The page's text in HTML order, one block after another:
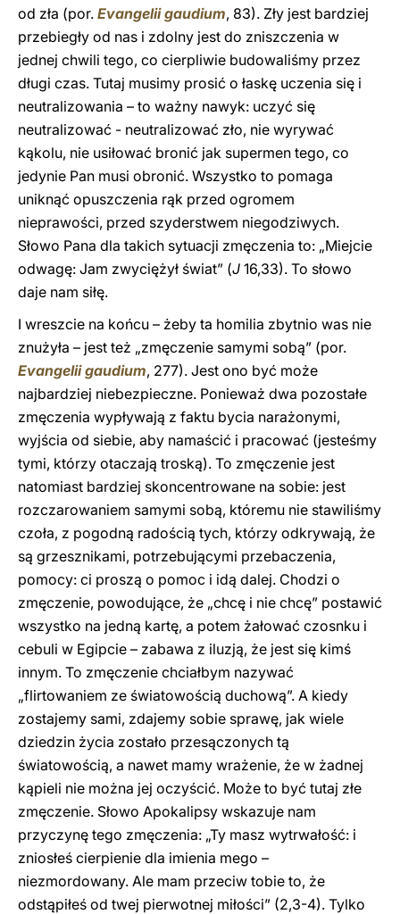
od zła (por. Evangelii gaudium, 83). Zły jest bardziej
przebiegły od nas i zdolny jest do zniszczenia w
jednej chwili tego, co cierpliwie budowaliśmy przez
długi czas. Tutaj musimy prosić o łaskę uczenia się i
neutralizowania – to ważny nawyk: uczyć się
neutralizować - neutralizować zło, nie wyrywać
kąkolu, nie usiłować bronić jak supermen tego, co
jedynie Pan musi obronić. Wszystko to pomaga
uniknąć opuszczenia rąk przed ogromem
nieprawości, przed szyderstwem niegodziwych.
Słowo Pana dla takich sytuacji zmęczenia to: „Miejcie
odwagę: Jam zwyciężył świat” (J 16,33). To słowo
daje nam siłę.
I wreszcie na końcu – żeby ta homilia zbytnio was nie
znużyła – jest też „zmęczenie samymi sobą” (por.
Evangelii gaudium, 277). Jest ono być może
najbardziej niebezpieczne. Ponieważ dwa pozostałe
zmęczenia wypływają z faktu bycia narażonymi,
wyjścia od siebie, aby namaścić i pracować (jesteśmy
tymi, którzy otaczają troską). To zmęczenie jest
natomiast bardziej skoncentrowane na sobie: jest
rozczarowaniem samymi sobą, któremu nie stawiliśmy
czoła, z pogodną radością tych, którzy odkrywają, że
są grzesznikami, potrzebującymi przebaczenia,
pomocy: ci proszą o pomoc i idą dalej. Chodzi o
zmęczenie, powodujące, że „chcę i nie chcę” postawić
wszystko na jedną kartę, a potem żałować czosnku i
cebuli w Egipcie – zabawa z iluzją, że jest się kimś
innym. To zmęczenie chciałbym nazywać
„flirtowaniem ze światowością duchową”. A kiedy
zostajemy sami, zdajemy sobie sprawę, jak wiele
dziedzin życia zostało przesączonych tą
światowością, a nawet mamy wrażenie, że w żadnej
kąpieli nie można jej oczyścić. Może to być tutaj złe
zmęczenie. Słowo Apokalipsy wskazuje nam
przyczynę tego zmęczenia: „Ty masz wytrwałość: i
zniosłeś cierpienie dla imienia mego –
niezmordowany. Ale mam przeciw tobie to, że
odstąpiłeś od twej pierwotnej miłości” (2,3-4). Tylko